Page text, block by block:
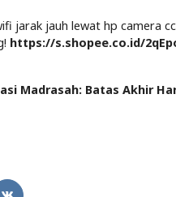
jarak jauh lewat hp camera
https://s.shopee.co.id/
Madrasah: Batas Akhir